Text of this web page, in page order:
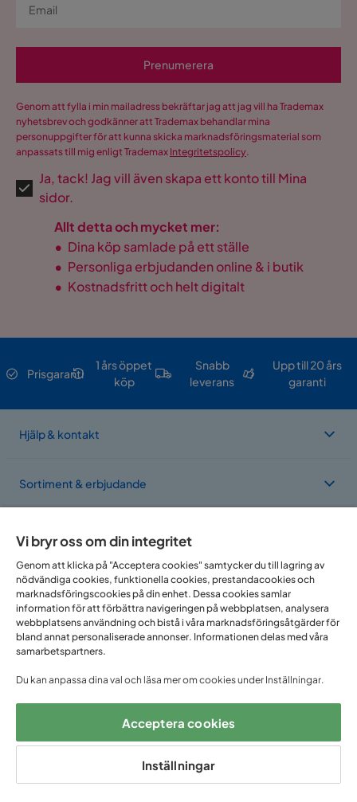
Prenumerera
Genom att fylla i min mailadress bekräftar jag att jag vill ha Trademax
nyhetsbrev och godkänner att Trademax behandlar mina
personuppgifter för att kunna skicka marknadsföringsmaterial som
anpassats till mig enligt Trademax Integritetspolicy.
Ja, tack! Jag vill även skapa ett konto till Mina
sidor.
Allt detta och mycket mer:
• Dina köp samlade på ett ställe
• Personliga erbjudanden online & i butik
• Kostnadsfritt och helt digitalt
Prisgaranti
1 års öppet
köp
Snabb
leverans
Upp till 20 års
garanti
Hjälp & kontakt
Sortiment & erbjudande
Vi finns i flera länder
Följ oss på:
Vi bryr oss om din integritet
Genom att klicka på "Acceptera cookies" samtycker du till lagring av
nödvändiga cookies, funktionella cookies, prestandacookies och
marknadsföringscookies på din enhet. Dessa cookies samlar
information för att förbättra navigeringen på webbplatsen, analysera
webbplatsens användning och bistå i våra marknadsföringsåtgärder för
bland annat personaliserade annonser. Informationen delas med våra
samarbetspartners.
Du kan anpassa dina val och läsa mer om cookies under Inställningar.
Acceptera cookies
Inställningar